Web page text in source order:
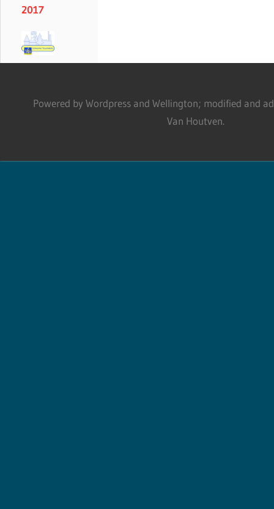
2017
Powered by Wordpress and Wellington; modified and
Van Houtven.